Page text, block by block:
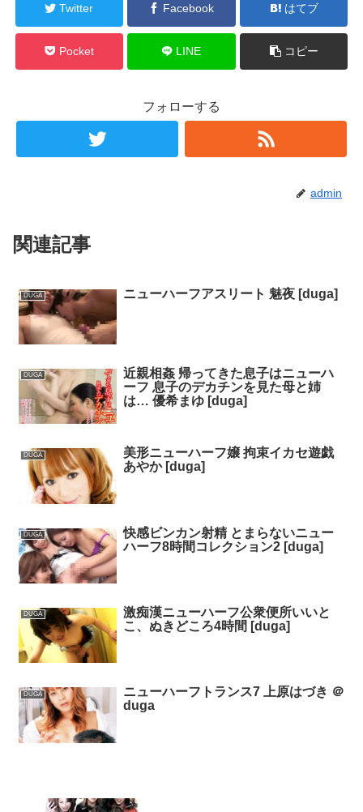
Twitter Facebook はてブ
Pocket LINE コピー
フォローする
admin
関連記事
DUGA ニューハーフアスリート 魅夜 [duga]
DUGA
近親相姦 帰ってきた息子はニューハ
ーフ 息子のデカチンを見た母と姉
は… 優希まゆ [duga]
DUGA
美形ニューハーフ嬢 拘束イカセ遊戯
あやか [duga]
DUGA
快感ビンカン射精 とまらないニュー
ハーフ8時間コレクション2 [duga]
DUGA
激痴漢ニューハーフ公衆便所いいと
こ、ぬきどころ4時間 [duga]
DUGA
ニューハーフトランス7 上原はづき ＠
duga